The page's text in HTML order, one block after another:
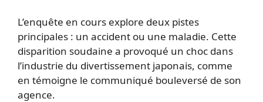
L’enquête en cours explore deux pistes
principales : un accident ou une maladie. Cette
disparition soudaine a provoqué un choc dans
l’industrie du divertissement japonais, comme
en témoigne le communiqué bouleversé de son
agence.